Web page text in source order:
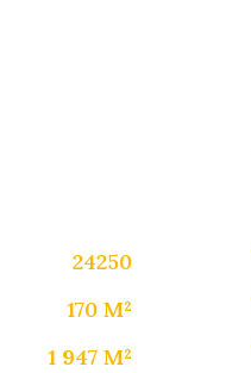
24250
170 M²
1 947 M²